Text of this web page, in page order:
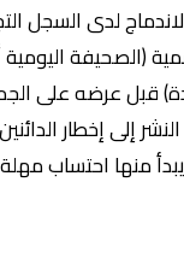
لدى السجل
(الصحيفة
قبل عرضه على
إلى إخطار
منها احتساب مهلة